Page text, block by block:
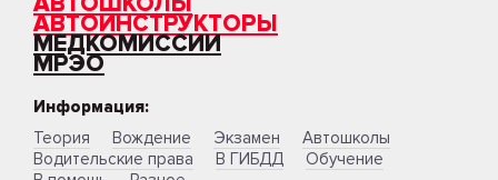
АВТОИНСТРУКТОРЫ
МЕДКОМИССИИ
МРЭО
Информация:
Теория
Вождение Экзамен
Автошколы
Водительские права
В ГИБДД
Обучение